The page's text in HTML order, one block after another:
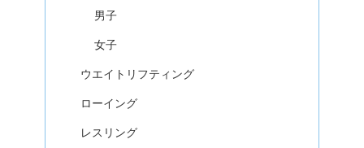
男子
女子
ウエイトリフティング
ローイング
レスリング